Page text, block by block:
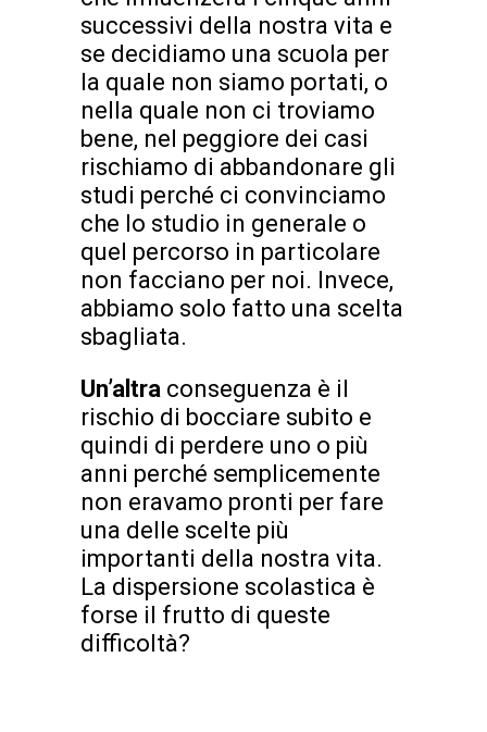
successivi della nostra vita e
se decidiamo una scuola per
la quale non siamo portati, o
nella quale non ci troviamo
bene, nel peggiore dei casi
rischiamo di abbandonare gli
studi perché ci convinciamo
che lo studio in generale o
quel percorso in particolare
non facciano per noi. Invece,
abbiamo solo fatto una scelta
sbagliata.
Un’altra conseguenza è il
rischio di bocciare subito e
quindi di perdere uno o più
anni perché semplicemente
non eravamo pronti per fare
una delle scelte più
importanti della nostra vita.
La dispersione scolastica è
forse il frutto di queste
difficoltà?